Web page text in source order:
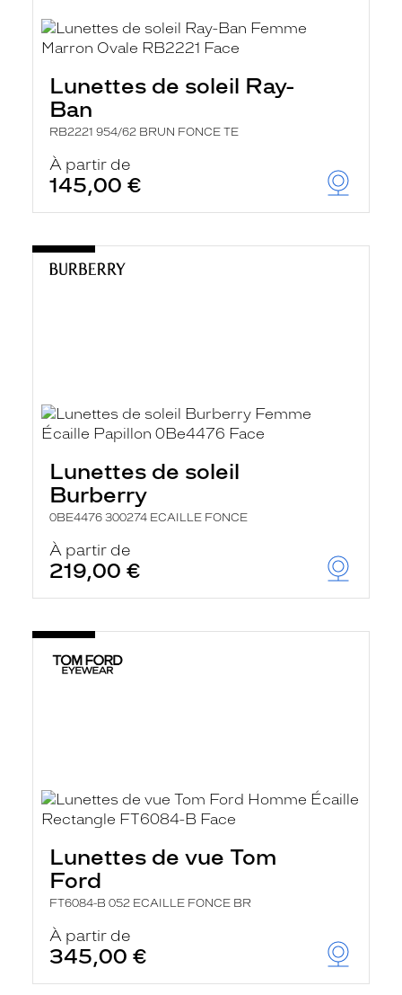
Lunettes de soleil Ray-
Ban
RB2221 954/62 BRUN FONCE TE
À partir de
145,00 €
Lunettes de soleil
Burberry
0BE4476 300274 ECAILLE FONCE
À partir de
219,00 €
Lunettes de vue Tom
Ford
FT6084-B 052 ECAILLE FONCE BR
À partir de
345,00 €